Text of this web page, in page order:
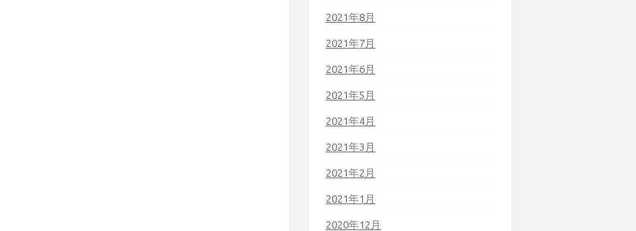
2021年8月
2021年7月
2021年6月
2021年5月
2021年4月
2021年3月
2021年2月
2021年1月
2020年12月